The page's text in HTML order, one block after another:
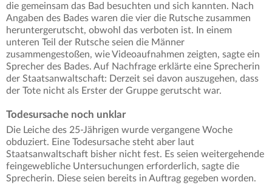
die gemeinsam das Bad besuchten und sich kannten. Nach
Angaben des Bades waren die vier die Rutsche zusammen
heruntergerutscht, obwohl das verboten ist. In einem
unteren Teil der Rutsche seien die Männer
zusammengestoßen, wie Videoaufnahmen zeigten, sagte ein
Sprecher des Bades. Auf Nachfrage erklärte eine Sprecherin
der Staatsanwaltschaft: Derzeit sei davon auszugehen, dass
der Tote nicht als Erster der Gruppe gerutscht war.
Todesursache noch unklar
Die Leiche des 25-Jährigen wurde vergangene Woche
obduziert. Eine Todesursache steht aber laut
Staatsanwaltschaft bisher nicht fest. Es seien weitergehende
feingewebliche Untersuchungen erforderlich, sagte die
Sprecherin. Diese seien bereits in Auftrag gegeben worden.